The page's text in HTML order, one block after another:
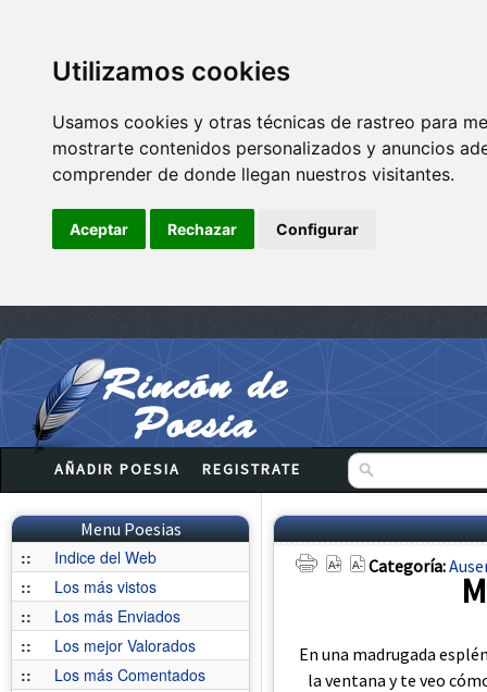
Utilizamos cookies
Usamos cookies y otras técnicas de rastreo para
mostrarte contenidos personalizados y anuncios
comprender de donde llegan nuestros visitantes.
Aceptar Rechazar Configurar
AÑADIR POESIA REGISTRATE
Menu Poesias
::
Indice del Web
::
Los más vistos
::
Los más Enviados
::
Los mejor Valorados
::
Los más Comentados
Categoría:
En una madrugada
la ventana y te veo